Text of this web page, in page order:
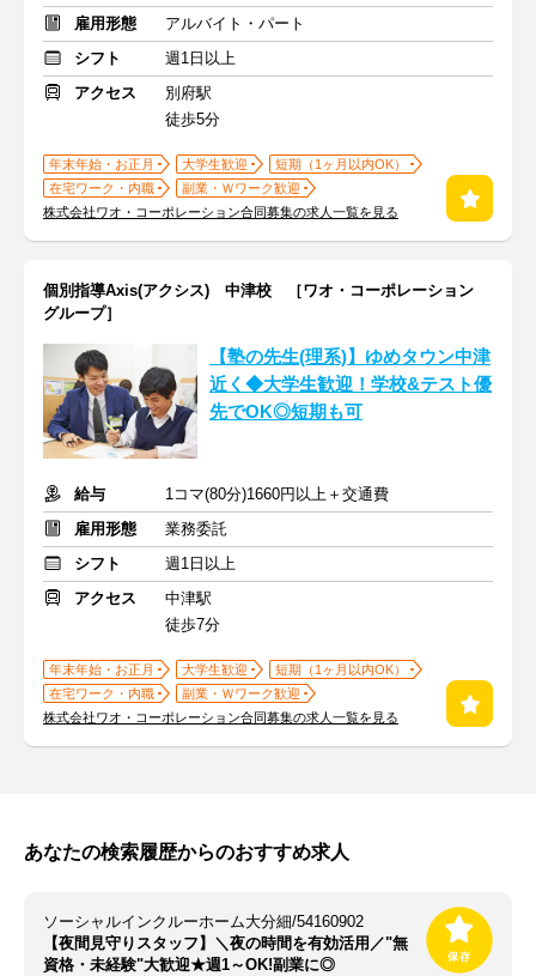
雇用形態
アルバイト・パート
シフト
週1日以上
アクセス
別府駅
徒歩5分
年末年始・お正月 大学生歓迎
短期（1ヶ月以内OK）
在宅ワーク・内職
副業・Ｗワーク歓迎
株式会社ワオ・コーポレーション合同募集の求人一覧を見る
個別指導Axis(アクシス) 中津校 ［ワオ・コーポレーション
グループ］
【塾の先生(理系)】ゆめタウン中津
近く◆大学生歓迎！学校&テスト優
先でOK◎短期も可
給与
1コマ(80分)1660円以上＋交通費
雇用形態
業務委託
シフト
週1日以上
アクセス
中津駅
徒歩7分
年末年始・お正月 大学生歓迎
短期（1ヶ月以内OK）
在宅ワーク・内職
副業・Ｗワーク歓迎
株式会社ワオ・コーポレーション合同募集の求人一覧を見る
あなたの検索履歴からのおすすめ求人
ソーシャルインクルーホーム大分細/54160902
【夜間見守りスタッフ】＼夜の時間を有効活用／"無
資格・未経験"大歓迎★週1～OK!副業に◎